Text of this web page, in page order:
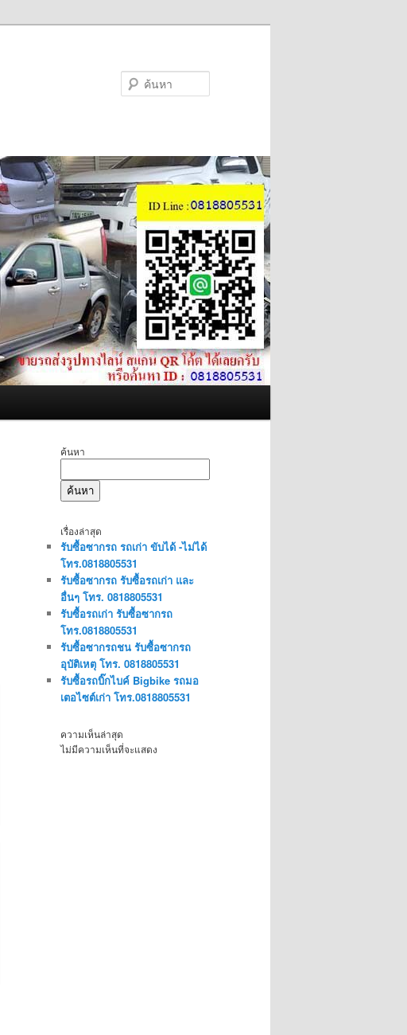
ค้นหา
ค้นหา
เรื่องล่าสุด
รับซื้อซากรถ รถเก่า ขับได้ -ไม่ได้
โทร.0818805531
รับซื้อซากรถ รับซื้อรถเก่า และ
อื่นๆ โทร. 0818805531
รับซื้อรถเก่า รับซื้อซากรถ
โทร.0818805531
รับซื้อซากรถชน รับซื้อซากรถ
อุบัติเหตุ โทร. 0818805531
รับซื้อรถบิ๊กไบค์ Bigbike รถมอ
เตอไซต์เก่า โทร.0818805531
ความเห็นล่าสุด
ไม่มีความเห็นที่จะแสดง